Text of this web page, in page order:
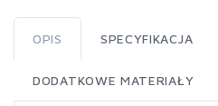
OPIS SPECYFIKACJA
DODATKOWE MATERIAŁY